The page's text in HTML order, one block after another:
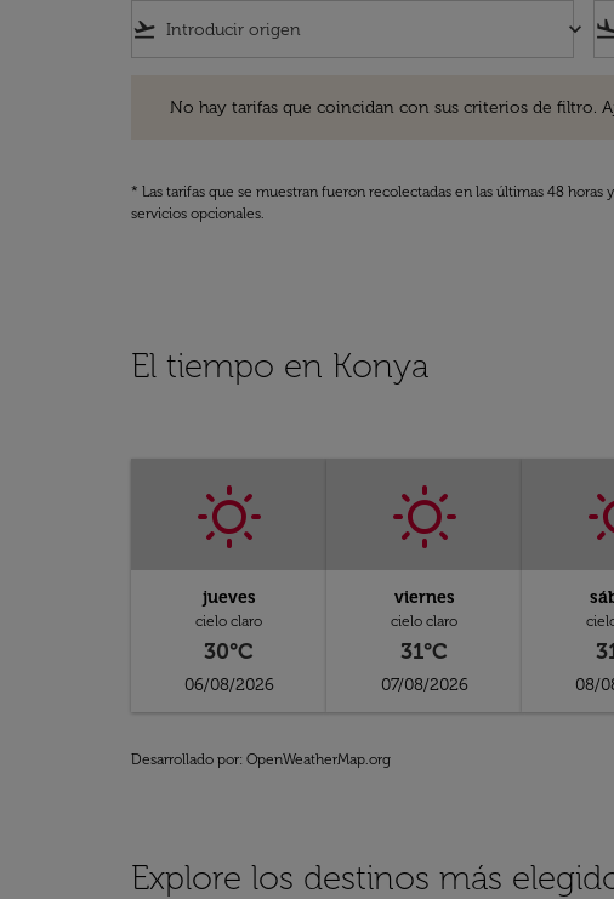
flight_takeoff keyboard_arrow_down
No hay tarifas que coincidan con sus criterios de filtro.
* Las tarifas que se muestran fueron recolectadas en las últimas 48
servicios opcionales.
El tiempo en Konya
jueves
cielo claro
30°C
06/08/2026
viernes
cielo claro
31°C
07/08/2026 08/
Desarrollado por: OpenWeatherMap.org
Explore los destinos más